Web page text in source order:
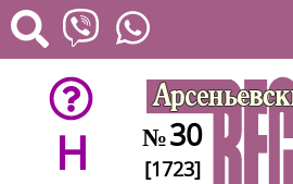
H №30
[1723]